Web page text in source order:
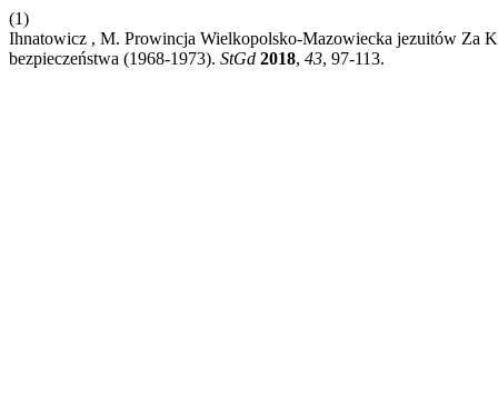
(1)
Ihnatowicz , M. Prowincja Wielkopolsko-Mazowiecka jezuitów Za
bezpieczeństwa (1968-1973). StGd 2018, 43, 97-113.